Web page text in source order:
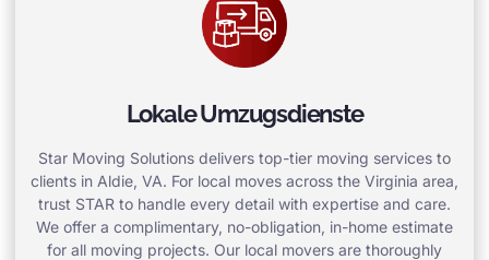
Lokale Umzugsdienste
Star Moving Solutions delivers top-tier moving services to
clients in Aldie, VA. For local moves across the Virginia area,
trust STAR to handle every detail with expertise and care.
We offer a complimentary, no-obligation, in-home estimate
for all moving projects. Our local movers are thoroughly